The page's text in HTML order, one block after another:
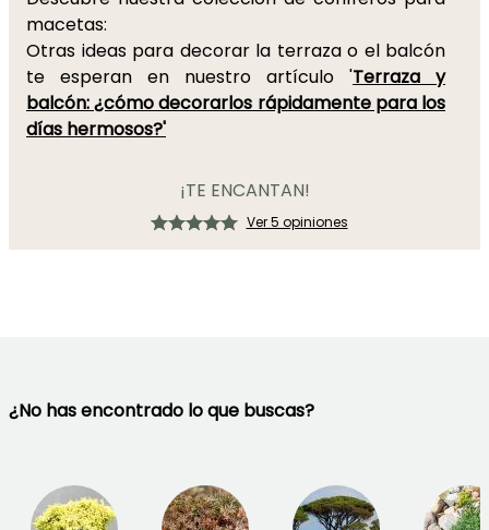
macetas:
Otras ideas para decorar la terraza o el balcón
te esperan en nuestro artículo 'Terraza y
balcón: ¿cómo decorarlos rápidamente para los
días hermosos?'
¡TE ENCANTAN!
Ver 5 opiniones
¿No has encontrado lo que buscas?